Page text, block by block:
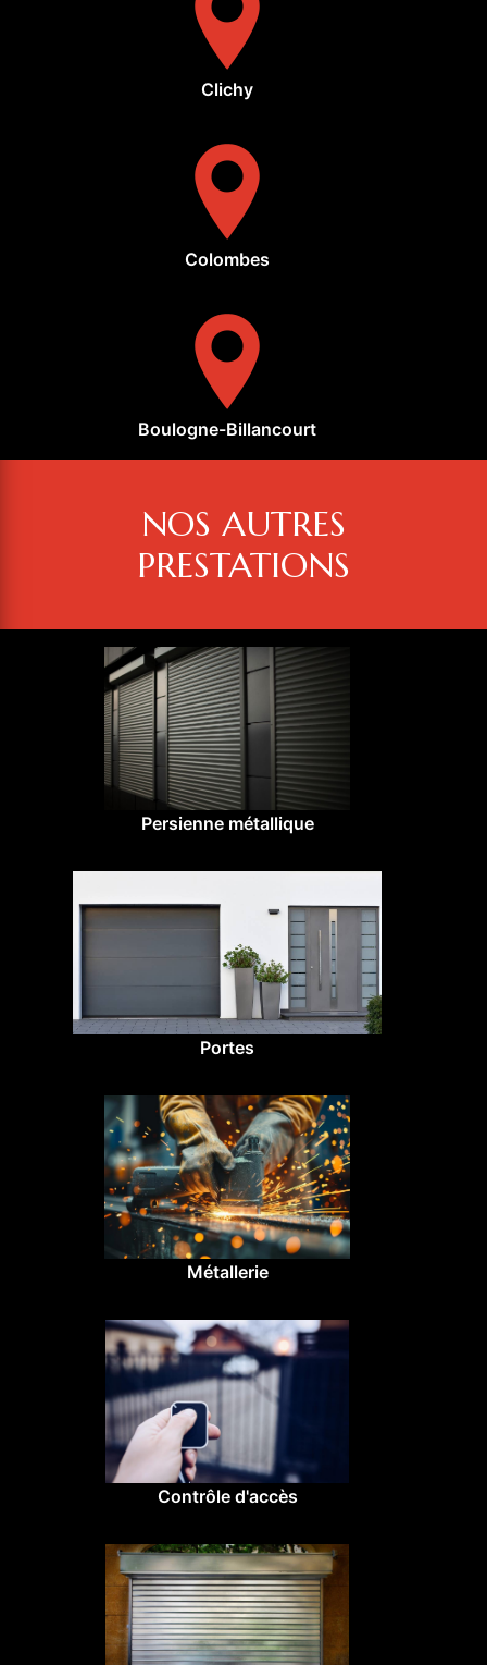
Clichy
Colombes
Boulogne-Billancourt
NOS AUTRES
PRESTATIONS
Persienne métallique
Portes
Métallerie
Contrôle d'accès